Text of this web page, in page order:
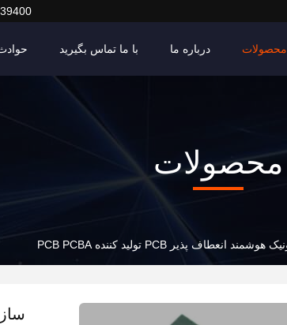
محصولات درباره ما با ما تماس بگیرید
محصولات